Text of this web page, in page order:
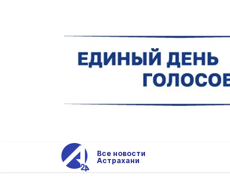
Все новости
Астрахани